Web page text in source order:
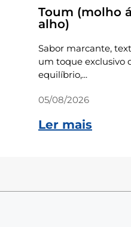
Toum (molho
alho)
Sabor marcante,
um toque exclusivo
equilíbrio,...
05/08/2026
Ler mais